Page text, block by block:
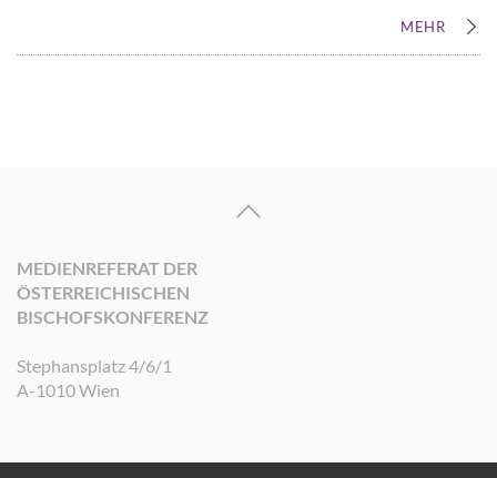
MEHR
MEDIENREFERAT DER
ÖSTERREICHISCHEN
BISCHOFSKONFERENZ
Stephansplatz 4/6/1
A-1010 Wien